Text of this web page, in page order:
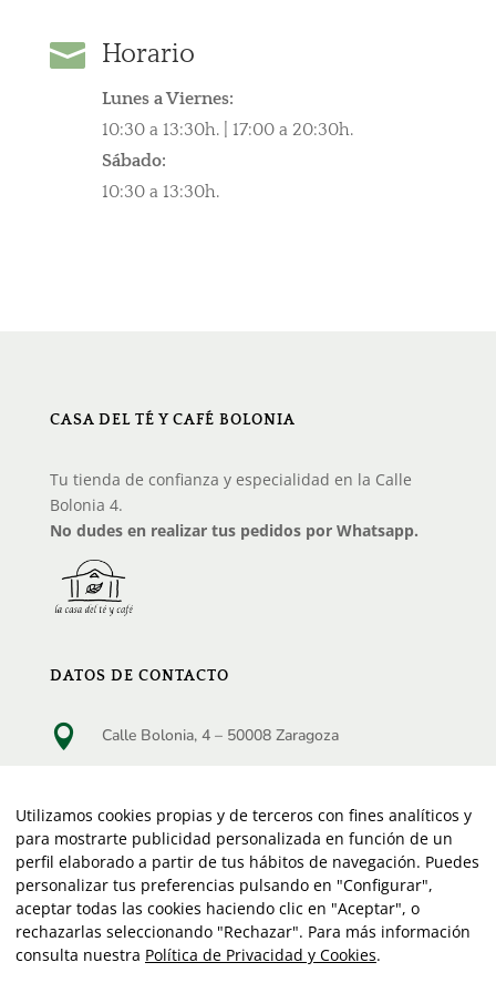
 Horario
Lunes a Viernes:
10:30 a 13:30h. | 17:00 a 20:30h.
Sábado:
10:30 a 13:30h.
CASA DEL TÉ Y CAFÉ BOLONIA
Tu tienda de confianza y especialidad en la Calle
Bolonia 4.
No dudes en realizar tus pedidos por Whatsapp.
DATOS DE CONTACTO
 Calle Bolonia, 4 – 50008 Zaragoza

Horario de Lunes a viernes:
10:30 a 13:30 horas | 17:00 a 20:30 horas
Horario Sábado:
10:30 a 13:30 horas
Utilizamos cookies propias y de terceros con fines analíticos y
para mostrarte publicidad personalizada en función de un
perfil elaborado a partir de tus hábitos de navegación. Puedes
personalizar tus preferencias pulsando en "Configurar",
aceptar todas las cookies haciendo clic en "Aceptar", o
rechazarlas seleccionando "Rechazar". Para más información
consulta nuestra Política de Privacidad y Cookies.